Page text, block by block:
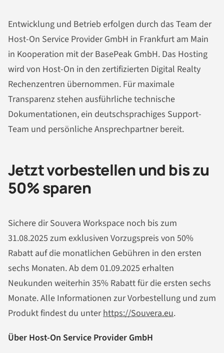
Entwicklung und Betrieb erfolgen durch das Team der
Host-On Service Provider GmbH in Frankfurt am Main
in Kooperation mit der BasePeak GmbH. Das Hosting
wird von Host-On in den zertifizierten Digital Realty
Rechenzentren übernommen. Für maximale
Transparenz stehen ausführliche technische
Dokumentationen, ein deutschsprachiges Support-
Team und persönliche Ansprechpartner bereit.
Jetzt vorbestellen und bis zu
50% sparen
Sichere dir Souvera Workspace noch bis zum
31.08.2025 zum exklusiven Vorzugspreis von 50%
Rabatt auf die monatlichen Gebühren in den ersten
sechs Monaten. Ab dem 01.09.2025 erhalten
Neukunden weiterhin 35% Rabatt für die ersten sechs
Monate. Alle Informationen zur Vorbestellung und zum
Produkt findest du unterhttps://Souvera.eu.
Über Host-On Service Provider GmbH